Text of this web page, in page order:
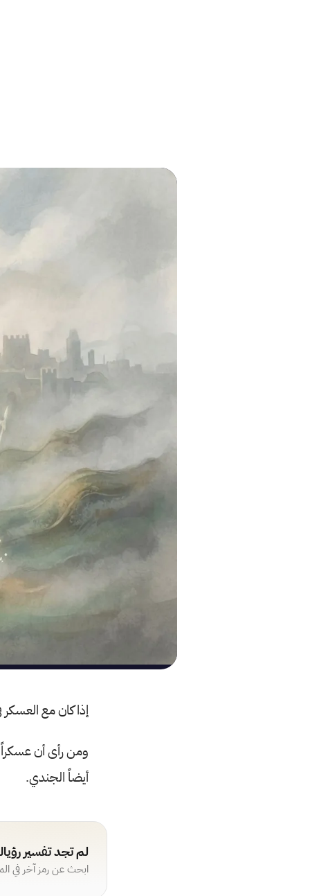
إذا كان مع
ومن رأى أن عسكراً
أيضاً الجندي.
لم تجد تفسير
ابحث عن رمز آخر في